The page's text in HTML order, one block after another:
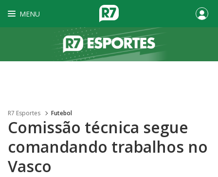
MENU
R7 Esportes Futebol
Comissão técnica segue
comandando trabalhos no
Vasco